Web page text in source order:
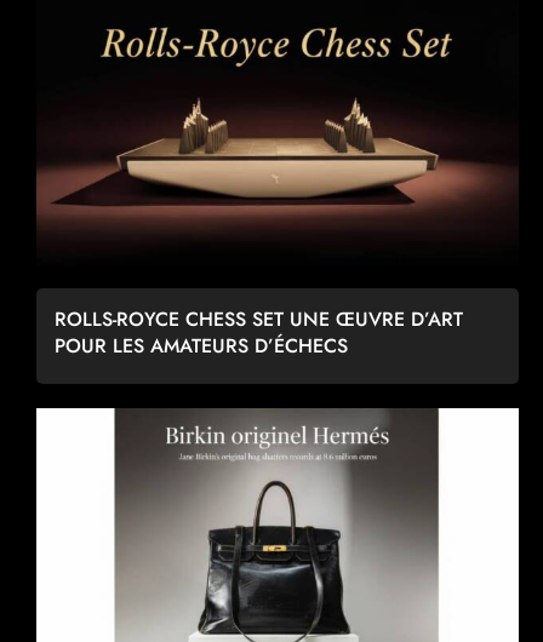
ROLLS-ROYCE CHESS SET UNE ŒUVRE D’ART
POUR LES AMATEURS D’ÉCHECS